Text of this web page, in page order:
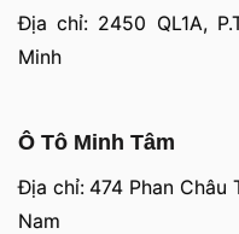
Địa chỉ: 2450 QL1A,
Minh
Ô Tô Minh Tâm
Địa chỉ: 474 Phan Châu
Nam